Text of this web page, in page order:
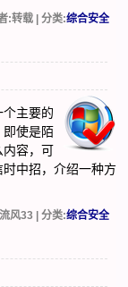
:转载 | 分类:综合安全
主要的
即使是陌
内容，可
中招，介绍一种方
风33 | 分类:综合安全